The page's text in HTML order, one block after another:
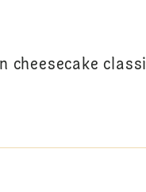
cheesecake